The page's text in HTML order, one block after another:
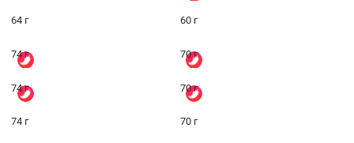
64 г 60 г
74 г 70 г
74 г 70 г
74 г 70 г